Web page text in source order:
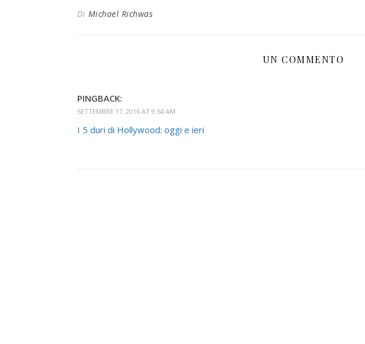
Di Michael Richwas
UN COMMENTO
PINGBACK:
SETTEMBRE 17, 2016 AT 9:54 AM
I 5 duri di Hollywood: oggi e ieri